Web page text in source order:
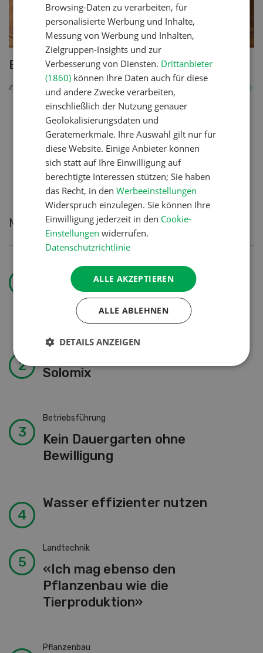
Emmentaler Waldschnitzel
ZUM REZEPT
1of 70
Meistgelesene Artikel
Nutztiere
Prächtig
trächtig
Solomix
Betriebsführung
Kein Dauergarten ohne
Bewilligung
Wasser effizienter nutzen
Landtechnik
«Ich mag ebenso den
Pflanzenbau wie die
Tierproduktion»
Pflanzenbau
Browsing-Daten zu verarbeiten, für
personalisierte Werbung und Inhalte,
Messung von Werbung und Inhalten,
Zielgruppen-Insights und zur
Verbesserung von Diensten. Drittanbieter
(1860) können Ihre Daten auch für diese
und andere Zwecke verarbeiten,
einschließlich der Nutzung genauer
Geolokalisierungsdaten und
Gerätemerkmale. Ihre Auswahl gilt nur für
diese Website. Einige Anbieter können
sich statt auf Ihre Einwilligung auf
berechtigte Interessen stützen; Sie haben
das Recht, in denWerbeeinstellungen
Widerspruch einzulegen. Sie können Ihre
Einwilligung jederzeit in den Cookie-
Einstellungen widerrufen.
Datenschutzrichtlinie
ALLE AKZEPTIEREN
ALLE ABLEHNEN
DETAILS ANZEIGEN